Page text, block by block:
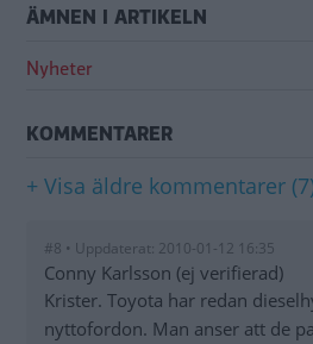
ÄMNEN I ARTIKELN
Nyheter
KOMMENTARER
+ Visa äldre kommentarer
#8 • Uppdaterat: 2010-01-12 16:35
Conny Karlsson (ej verifierad)
Krister. Toyota har redan
nyttofordon. Man anser att de